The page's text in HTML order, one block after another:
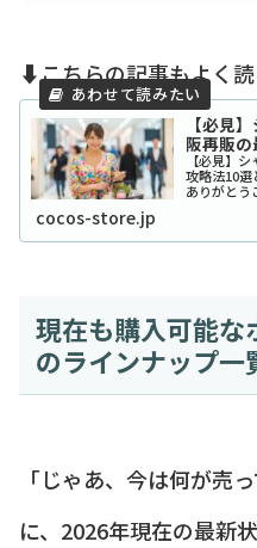
⬇️こちらの記事もよく
【必見
阪再販
【必見】
攻略法10
ありがとう
ンマスカ
が本当に
cocos-store.jp
現在も購入可能な
のラインナップ一
「じゃあ、今は何が売
に、2026年現在の最新